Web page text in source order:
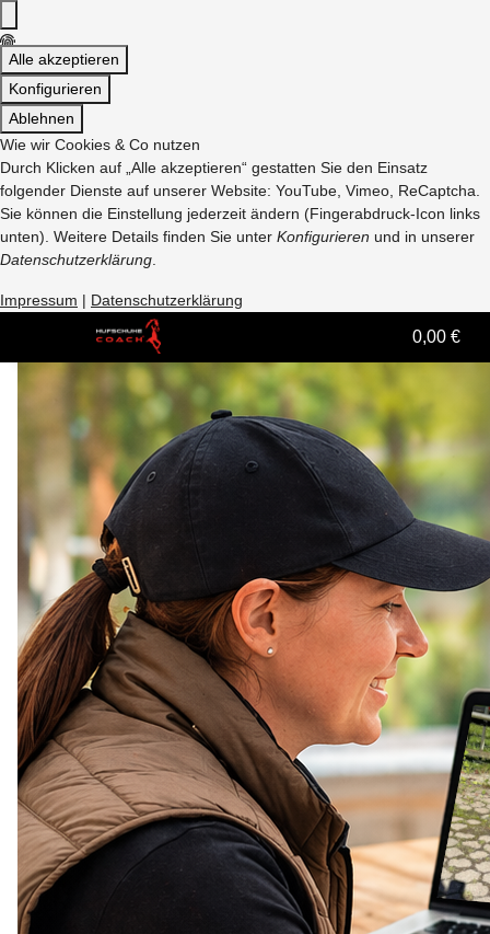
Alle akzeptieren
Konfigurieren
Ablehnen
Wie wir Cookies & Co nutzen
Durch Klicken auf „Alle akzeptieren“ gestatten Sie den Einsatz
folgender Dienste auf unserer Website: YouTube, Vimeo, ReCaptcha.
Sie können die Einstellung jederzeit ändern (Fingerabdruck-Icon links
unten). Weitere Details finden Sie unter Konfigurieren und in unserer
Datenschutzerklärung
Impressum | Datenschutzerklärung
0,00 €